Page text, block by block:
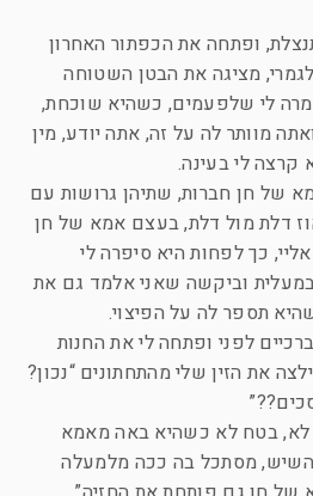
ופתחה את הכפתור האחרון
מציגה את הבטן השטוחה
לי שלפעמים, כשהיא שוכחת,
מוותר לה על זה, אתה יודע, מין
קרצה לי בעינה.
של חן חברות, שתיהן גרושות עם
דלת מול דלת, בעצם אמא של חן
כך לפחות היא סיפרה לי
וביקשה שאני אלמד גם את
תספר לה על הפיצוי.
לפני ופתחה לי את החנות
את הזין שלי מהתחתונים “נכון?
לא, בטח לא כשהיא באה מאמא
השיש, מסתכל בה ככה מלמעלה